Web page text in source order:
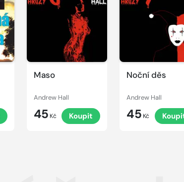
Maso
Andrew Hall
45 Kč Koupit
Noční děs
Andrew Hall
45 Kč